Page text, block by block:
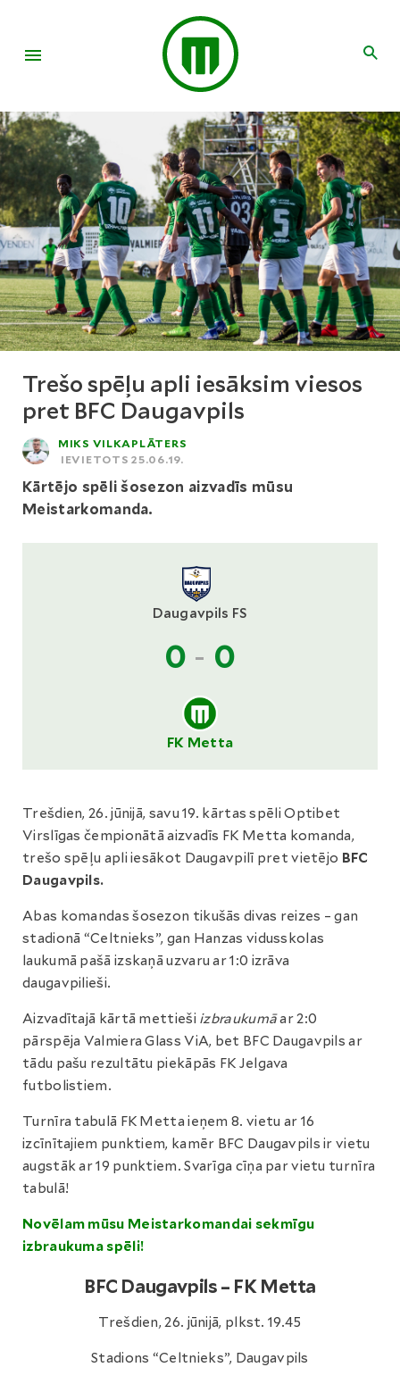
Trešo spēļu apli iesāksim viesos
pret BFC Daugavpils
MIKS VILKAPLĀTERS
IEVIETOTS 25.06.19.
Kārtējo spēli šosezon aizvadīs mūsu
Meistarkomanda.
Daugavpils FS
0 - 0
FK Metta
Trešdien, 26. jūnijā, savu 19. kārtas spēli Optibet
Virslīgas čempionātā aizvadīs FK Metta komanda,
trešo spēļu apli iesākot Daugavpilī pret vietējo BFC
Daugavpils.
Abas komandas šosezon tikušās divas reizes – gan
stadionā “Celtnieks”, gan Hanzas vidusskolas
laukumā pašā izskaņā uzvaru ar 1:0 izrāva
daugavpilieši.
Aizvadītajā kārtā mettieši izbraukumāar 2:0
pārspēja Valmiera Glass ViA, bet BFC Daugavpils ar
tādu pašu rezultātu piekāpās FK Jelgava
futbolistiem.
Turnīra tabulā FK Metta ieņem 8. vietu ar 16
izcīnītajiem punktiem, kamēr BFC Daugavpils ir vietu
augstāk ar 19 punktiem. Svarīga cīņa par vietu turnīra
tabulā!
Novēlam mūsu Meistarkomandai sekmīgu
izbraukuma spēli!
BFC Daugavpils – FK Metta
Trešdien, 26. jūnijā, plkst. 19.45
Stadions “Celtnieks”, Daugavpils